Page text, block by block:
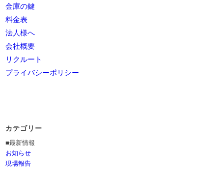
金庫の鍵
料金表
法人様へ
会社概要
リクルート
プライバシーポリシー
カテゴリー
■最新情報
お知らせ
現場報告